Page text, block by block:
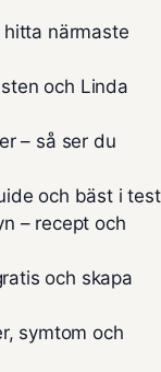
närmaste
och Linda
– så ser du
och bäst i test
– recept och
och skapa
symtom och